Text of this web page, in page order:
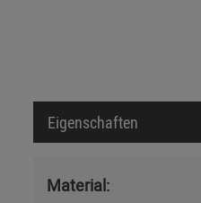
Eigenschaften
Material: